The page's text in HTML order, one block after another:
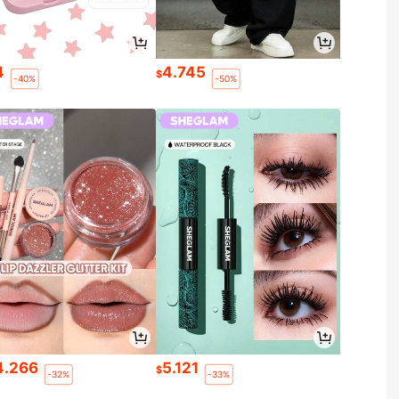
-40% $4.745 -50%
-32% $5.121 -33%